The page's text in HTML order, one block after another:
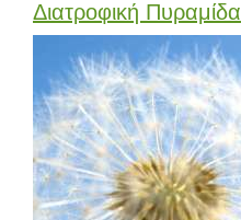
Διατροφική Πυραμίδα